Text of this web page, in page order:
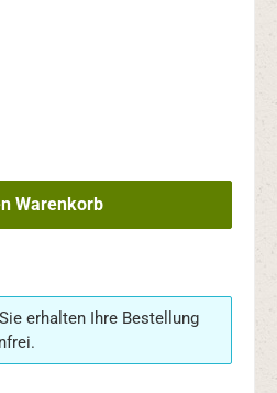
benutze die Schaltflächen um die
Warenkorb
erhalten Ihre Bestellung